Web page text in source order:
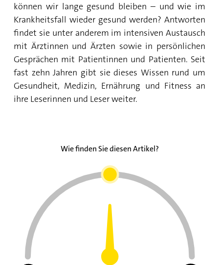
können wir lange gesund bleiben – und wie im
Krankheitsfall wieder gesund werden? Antworten
findet sie unter anderem im intensiven Austausch
mit Ärztinnen und Ärzten sowie in persönlichen
Gesprächen mit Patientinnen und Patienten. Seit
fast zehn Jahren gibt sie dieses Wissen rund um
Gesundheit, Medizin, Ernährung und Fitness an
ihre Leserinnen und Leser weiter.
Wie finden Sie diesen Artikel?